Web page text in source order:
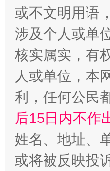
揭批美国五大"原罪"
解纷+调解+退费，一
或不文明用语
涉及个人或单
核实属实，有
人或单位，本
利，任何公民
后15日内不作
姓名、地址、
或将被反映投